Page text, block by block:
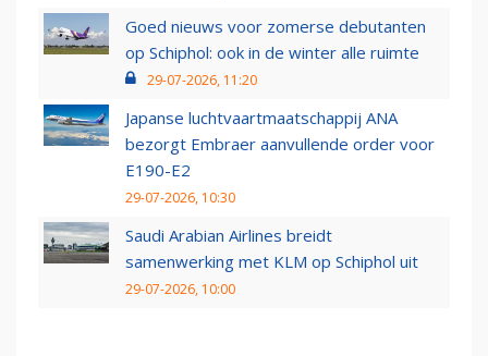
Goed nieuws voor zomerse debutanten
op Schiphol: ook in de winter alle ruimte
29-07-2026, 11:20
Japanse luchtvaartmaatschappij ANA
bezorgt Embraer aanvullende order voor
E190-E2
29-07-2026, 10:30
Saudi Arabian Airlines breidt
samenwerking met KLM op Schiphol uit
29-07-2026, 10:00